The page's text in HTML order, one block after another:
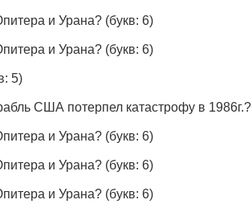
и Урана? (букв: 6)
и Урана? (букв: 6)
5)
США потерпел катастрофу в 1986г.?
и Урана? (букв: 6)
и Урана? (букв: 6)
и Урана? (букв: 6)